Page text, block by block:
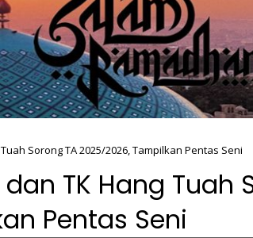
Sorong TA 2025/2026, Tampilkan Pentas Seni
TK Hang Tuah
Pentas Seni